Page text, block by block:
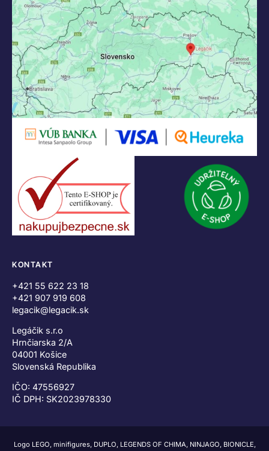
KONTAKT
+421 55 622 23 18
+421 907 919 608
legacik@legacik.sk
Legáčik s.r.o
Hrnčiarska 2/A
04001 Košice
Slovenská Republika
IČO: 47556927
IČ DPH: SK2023978330
Logo LEGO, minifigures, DUPLO, LEGENDS OF CHIMA, NINJAGO, BIONICLE,